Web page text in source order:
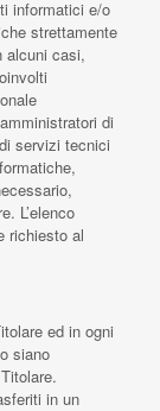
informatici e/o
strettamente
alcuni casi,
di
servizi tecnici
L’elenco
richiesto al
ed in ogni
siano
in un